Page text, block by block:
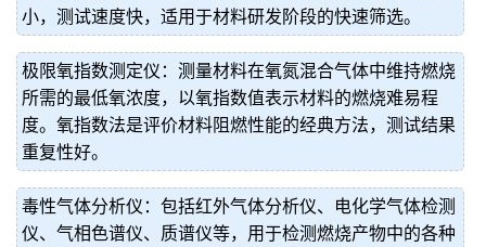
小，测试速度快，适用于材料研发阶段的快速筛选。
极限氧指数测定仪：测量材料在氧氮混合气体中维持燃烧
所需的最低氧浓度，以氧指数值表示材料的燃烧难易程
度。氧指数法是评价材料阻燃性能的经典方法，测试结果
重复性好。
毒性气体分析仪：包括红外气体分析仪、电化学气体检测
仪、气相色谱仪、质谱仪等，用于检测燃烧产物中的各种